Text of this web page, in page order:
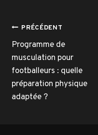
Navigation
de
l’article
PRÉCÉDENT
Programme de
musculation pour
footballeurs : quelle
préparation physique
adaptée ?